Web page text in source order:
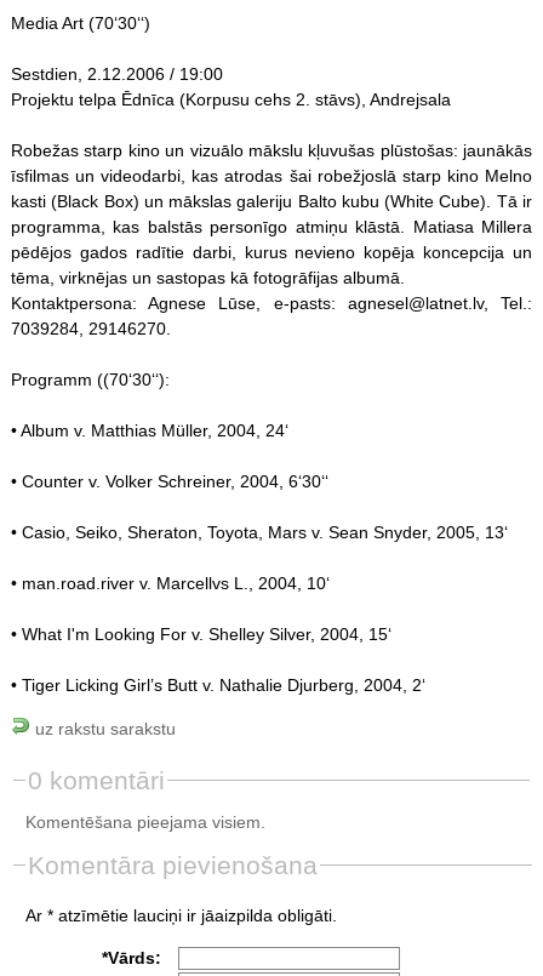
Media Art (70‘30‘‘)
Sestdien, 2.12.2006 / 19:00
Projektu telpa Ēdnīca (Korpusu cehs 2. stāvs), Andrejsala
Robežas starp kino un vizuālo mākslu kļuvušas plūstošas: jaunākās
īsfilmas un videodarbi, kas atrodas šai robežjoslā starp kino Melno
kasti (Black Box) un mākslas galeriju Balto kubu (White Cube). Tā ir
programma, kas balstās personīgo atmiņu klāstā. Matiasa Millera
pēdējos gados radītie darbi, kurus nevieno kopēja koncepcija un
tēma, virknējas un sastopas kā fotogrāfijas albumā.
Kontaktpersona: Agnese Lūse, e-pasts: agnesel@latnet.lv, Tel.:
7039284, 29146270.
Programm ((70‘30‘‘):
• Album v. Matthias Müller, 2004, 24‘
• Counter v. Volker Schreiner, 2004, 6‘30‘‘
• Casio, Seiko, Sheraton, Toyota, Mars v. Sean Snyder, 2005, 13‘
• man.road.river v. Marcellvs L., 2004, 10‘
• What I'm Looking For v. Shelley Silver, 2004, 15‘
• Tiger Licking Girl’s Butt v. Nathalie Djurberg, 2004, 2‘
uz rakstu sarakstu
0 komentāri
Komentēšana pieejama visiem.
Komentāra pievienošana
Ar * atzīmētie lauciņi ir jāaizpilda obligāti.
*Vārds: